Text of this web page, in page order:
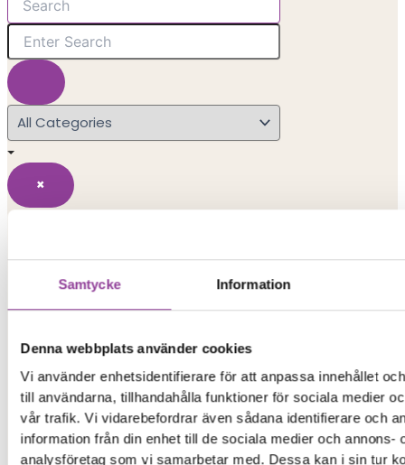
Samtycke Information
Denna webbplats använder cookies
Vi använder enhetsidentifierare för att anpassa innehållet
till användarna, tillhandahålla funktioner för sociala medier
vår trafik. Vi vidarebefordrar även sådana identifierare och
information från din enhet till de sociala medier och annons-
analysföretag som vi samarbetar med. Dessa kan i sin tur
×
Popular Searches
iphone 15
iphone
xiaomi redmi